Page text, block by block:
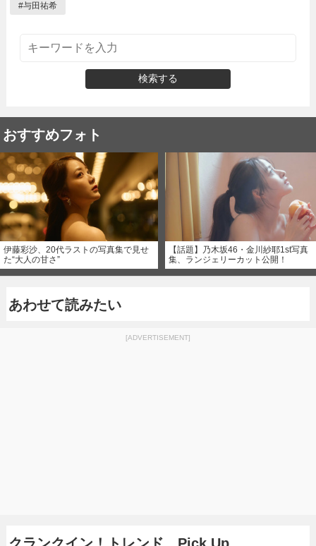
#与田祐希
検索する
おすすめフォト
伊藤彩沙、20代ラストの写真集で見せ
た“大人の甘さ”
【話題】乃木坂46・金川紗耶1st写真
集、ランジェリーカット公開！
あわせて読みたい
[ADVERTISEMENT]